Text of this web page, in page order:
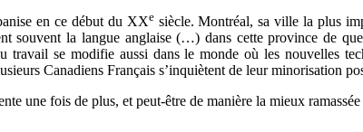
en ce début du XXesiècle. Montréal, sa ville la plus
souvent la langue anglaise (…) dans cette province de
se modifie aussi dans le monde où les nouvelles
Canadiens Français s’inquiètent de leur minorisation
une fois de plus, et peut-être de manière la mieux